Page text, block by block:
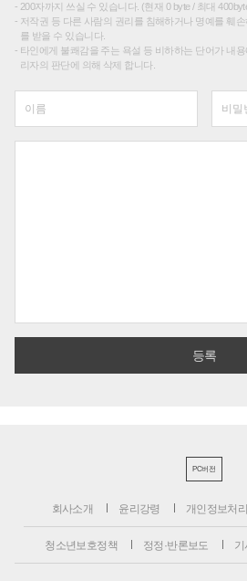
200자까지 쓰실 수 있습니다. (현재 0 byte / 최대
저작권 등 다른 사람의 권리를 침해하거나 명예를 훼
를 받을 수 있습니다.
타인에게 불쾌감을 주는 욕설 등 비하하는 단어가 내
리자의 판단에 의해 삭제 합니다.
PC버전
회사소개 윤리강령 개인정보처
청소년보호정책 정정·반론보도